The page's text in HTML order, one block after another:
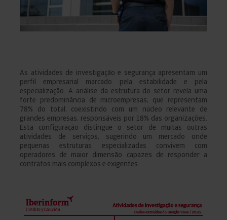
As atividades de investigação e segurança apresentam um
perfil empresarial marcado pela estabilidade e pela
especialização. A análise da estrutura do setor revela uma
forte predominância de microempresas, que representam
78% do total, coexistindo com um núcleo relevante de
grandes empresas, responsáveis por 18% das organizações.
Esta configuração distingue o setor de muitas outras
atividades de serviços, sugerindo um mercado onde
pequenas estruturas especializadas convivem com
operadores de maior dimensão capazes de responder a
contratos mais complexos e exigentes.